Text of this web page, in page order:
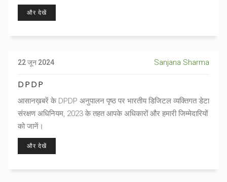
और देखें
22 जून 2024 Sanjana Sharma
DPDP
आसानख़बरें के DPDP अनुपालन पृष्ठ पर भारतीय डिजिटल व्यक्तिगत डेटा
संरक्षण अधिनियम, 2023 के तहत आपके अधिकारों और हमारी जिम्मेदारियों
को जानें।
और देखें